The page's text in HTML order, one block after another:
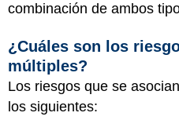
combinación de ambos
¿Cuáles son los
múltiples?
Los riesgos que se
los siguientes: